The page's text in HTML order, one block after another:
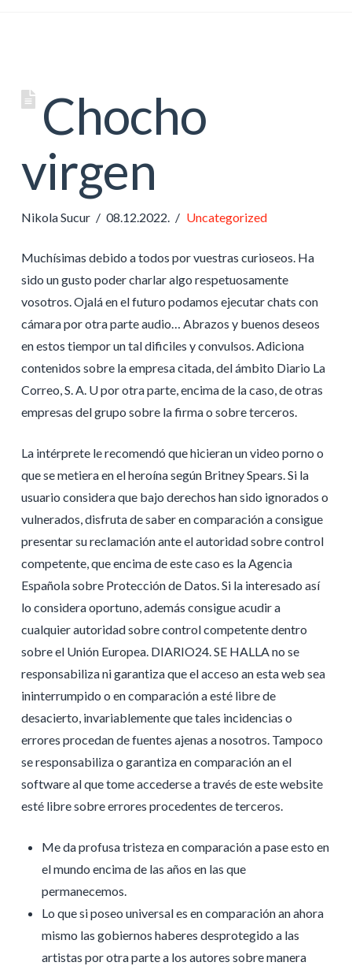
Chocho
virgen
Nikola Sucur 08.12.2022. Uncategorized
Muchísimas debido a todos por vuestras curioseos. Ha
sido un gusto poder charlar algo respetuosamente
vosotros. Ojalá en el futuro podamos ejecutar chats con
cámara por otra parte audio… Abrazos y buenos deseos
en estos tiempor un tal dificiles y convulsos. Adiciona
contenidos sobre la empresa citada, del ámbito Diario La
Correo, S. A. U por otra parte, encima de la caso, de otras
empresas del grupo sobre la firma o sobre terceros.
La intérprete le recomendó que hicieran un video porno o
que se metiera en el heroína según Britney Spears. Si la
usuario considera que bajo derechos han sido ignorados o
vulnerados, disfruta de saber en comparación a consigue
presentar su reclamación ante el autoridad sobre control
competente, que encima de este caso es la Agencia
Española sobre Protección de Datos. Si la interesado así
lo considera oportuno, además consigue acudir a
cualquier autoridad sobre control competente dentro
sobre el Unión Europea. DIARIO24. SE HALLA no se
responsabiliza ni garantiza que el acceso an esta web sea
ininterrumpido o en comparación a esté libre de
desacierto, invariablemente que tales incidencias o
errores procedan de fuentes ajenas a nosotros. Tampoco
se responsabiliza o garantiza en comparación an el
software al que tome accederse a través de este website
esté libre sobre errores procedentes de terceros.
Me da profusa tristeza en comparación a pase esto en
el mundo encima de las años en las que
permanecemos.
Lo que si poseo universal es en comparación an ahora
mismo las gobiernos haberes desprotegido a las
artistas por otra parte a los autores sobre manera